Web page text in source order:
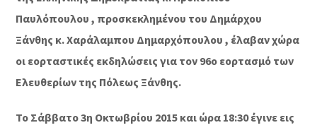
Παυλόπουλου , προσκεκλημένου του Δημάρχου
Ξάνθης κ. Χαράλαμπου Δημαρχόπουλου , έλαβαν χώρα
οι εορταστικές εκδηλώσεις για τον 96ο εορτασμό των
Ελευθερίων της Πόλεως Ξάνθης.
Το Σάββατο 3η Οκτωβρίου 2015 και ώρα 18:30 έγινε εις